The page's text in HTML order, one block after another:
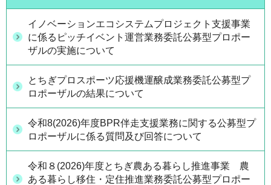
イノベーションエコシステムプロジェクト支援事業
に係るピッチイベント運営業務委託公募型プロポー
ザルの実施について
とちぎプロスポーツ応援機運醸成業務委託公募型プ
ロポーザルの結果について
令和8(2026)年度BPR伴走支援業務に関する公募型プ
ロポーザルに係る質問及び回答について
令和８(2026)年度とちぎ農ある暮らし推進事業 農
ある暮らし移住・定住推進業務委託公募型プロポー